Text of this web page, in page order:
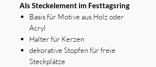
Als Steckelement im Festtagsring
Basis für Motive aus Holz oder
Acryl
Halter für Kerzen
dekorative Stopfen für freie
Steckplätze